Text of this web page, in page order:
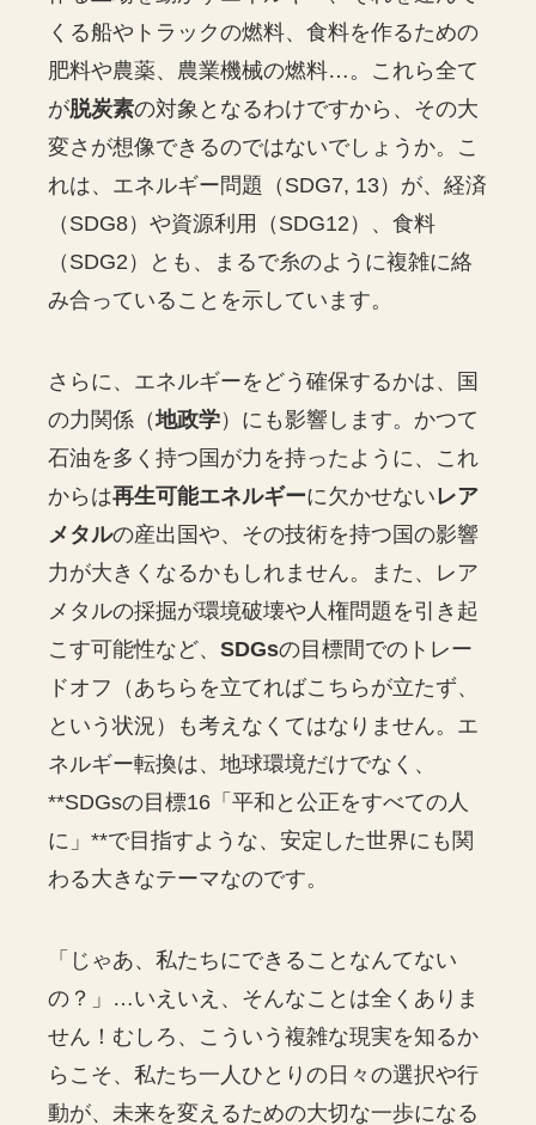
くる船やトラックの燃料、食料を作るための
肥料や農薬、農業機械の燃料…。これら全て
が脱炭素の対象となるわけですから、その大
変さが想像できるのではないでしょうか。こ
れは、エネルギー問題（SDG7, 13）が、経済
（SDG8）や資源利用（SDG12）、食料
（SDG2）とも、まるで糸のように複雑に絡
み合っていることを示しています。
さらに、エネルギーをどう確保するかは、国
の力関係（地政学）にも影響します。かつて
石油を多く持つ国が力を持ったように、これ
からは再生可能エネルギーに欠かせないレア
メタルの産出国や、その技術を持つ国の影響
力が大きくなるかもしれません。また、レア
メタルの採掘が環境破壊や人権問題を引き起
こす可能性など、SDGsの目標間でのトレー
ドオフ（あちらを立てればこちらが立たず、
という状況）も考えなくてはなりません。エ
ネルギー転換は、地球環境だけでなく、
**SDGsの目標16「平和と公正をすべての人
に」**で目指すような、安定した世界にも関
わる大きなテーマなのです。
「じゃあ、私たちにできることなんてない
の？」…いえいえ、そんなことは全くありま
せん！むしろ、こういう複雑な現実を知るか
らこそ、私たち一人ひとりの日々の選択や行
動が、未来を変えるための大切な一歩になる